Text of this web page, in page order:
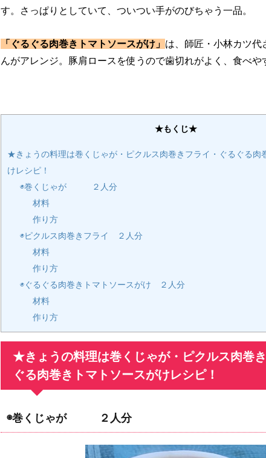
す。さっぱりとしていて、ついつい手がのびちゃう一品。
「ぐるぐる肉巻きトマトソースがけ」 は、師匠・小林カツ代
んがアレンジ。豚肩ロースを使うので歯切れがよく、食べや
★もくじ★
★きょうの料理は巻くじゃが・ピクルス肉巻きフライ・ぐるぐる肉
けレシピ！
◉巻くじゃが ２人分
材料
作り方
◉ピクルス肉巻きフライ ２人分
材料
作り方
◉ぐるぐる肉巻きトマトソースがけ ２人分
材料
作り方
★きょうの料理は巻くじゃが・ピクルス肉巻
ぐる肉巻きトマトソースがけレシピ！
◉巻くじゃが ２人分